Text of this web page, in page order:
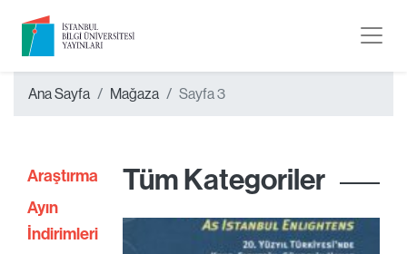
Ana Sayfa Mağaza Sayfa 3
Araştırma
Ayın
İndirimleri
Tüm Kategoriler